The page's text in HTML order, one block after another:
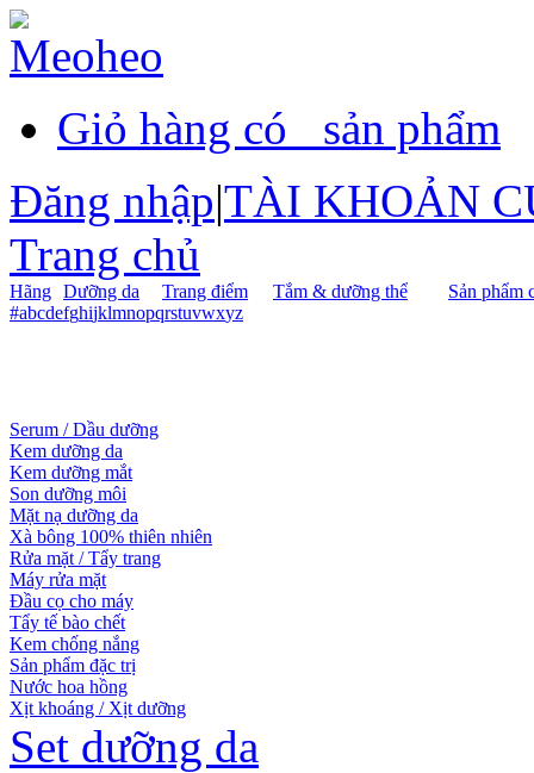
Giỏ hàng có
sản phẩm
Đăng nhập|TÀI KHOẢN
Trang chủ
Hãng Dưỡng da Trang điểm Tắm & dưỡng thể
Sản phẩm
#abcdefghijklmnopqrstuvwxyz
Serum / Dầu dưỡng
Kem dưỡng da
Kem dưỡng mắt
Son dưỡng môi
Mặt nạ dưỡng da
Xà bông 100% thiên nhiên
Rửa mặt / Tẩy trang
Máy rửa mặt
Đầu cọ cho máy
Tẩy tế bào chết
Kem chống nắng
Sản phẩm đặc trị
Nước hoa hồng
Xịt khoáng / Xịt dưỡng
Set dưỡng da